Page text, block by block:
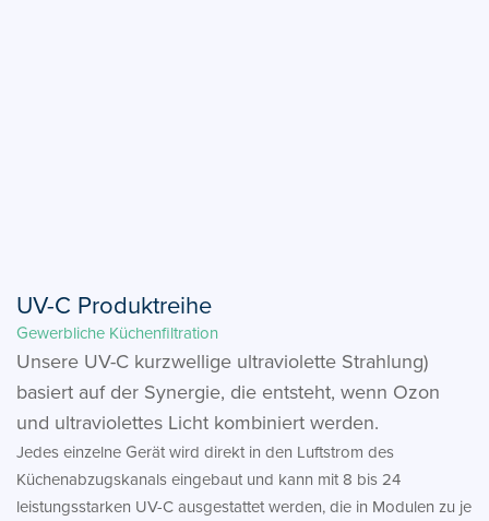
UV-C Produktreihe
Gewerbliche Küchenfiltration
Unsere UV-C kurzwellige ultraviolette Strahlung)
basiert auf der Synergie, die entsteht, wenn Ozon
und ultraviolettes Licht kombiniert werden.
Jedes einzelne Gerät wird direkt in den Luftstrom des
Küchenabzugskanals eingebaut und kann mit 8 bis 24
leistungsstarken UV-C ausgestattet werden, die in Modulen zu je